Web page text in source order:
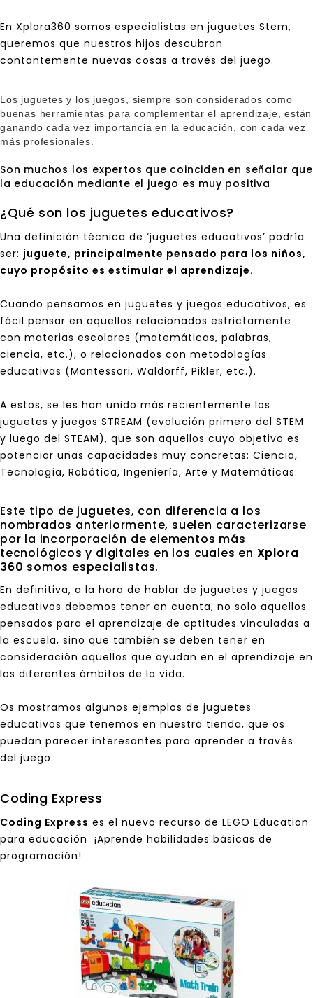
En Xplora360 somos especialistas en juguetes Stem,
queremos que nuestros hijos descubran
contantemente nuevas cosas a través del juego.
Los juguetes y los juegos, siempre son considerados como
buenas herramientas para complementar el aprendizaje, están
ganando cada vez importancia en la educación, con cada vez
más profesionales.
Son muchos los expertos que coinciden en señalar que
la educación mediante el juego es muy positiva
¿Qué son los juguetes educativos?
Una definición técnica de ‘juguetes educativos’ podría
ser: juguete, principalmente pensado para los niños,
cuyo propósito es estimular el aprendizaje.
Cuando pensamos en juguetes y juegos educativos, es
fácil pensar en aquellos relacionados estrictamente
con materias escolares (matemáticas, palabras,
ciencia, etc.), o relacionados con metodologías
educativas (Montessori, Waldorff, Pikler, etc.).
A estos, se les han unido más recientemente los
juguetes y juegos STREAM (evolución primero del STEM
y luego del STEAM), que son aquellos cuyo objetivo es
potenciar unas capacidades muy concretas: Ciencia,
Tecnología, Robótica, Ingeniería, Arte y Matemáticas.
Este tipo de juguetes, con diferencia a los
nombrados anteriormente, suelen caracterizarse
por la incorporación de elementos más
tecnológicos y digitales en los cuales en Xplora
360 somos especialistas.
En definitiva, a la hora de hablar de juguetes y juegos
educativos debemos tener en cuenta, no solo aquellos
pensados para el aprendizaje de aptitudes vinculadas a
la escuela, sino que también se deben tener en
consideración aquellos que ayudan en el aprendizaje en
los diferentes ámbitos de la vida.
Os mostramos algunos ejemplos de juguetes
educativos que tenemos en nuestra tienda, que os
puedan parecer interesantes para aprender a través
del juego:
Coding Express
Coding Express es el nuevo recurso de LEGO Education
para educación ¡Aprende habilidades básicas de
programación!